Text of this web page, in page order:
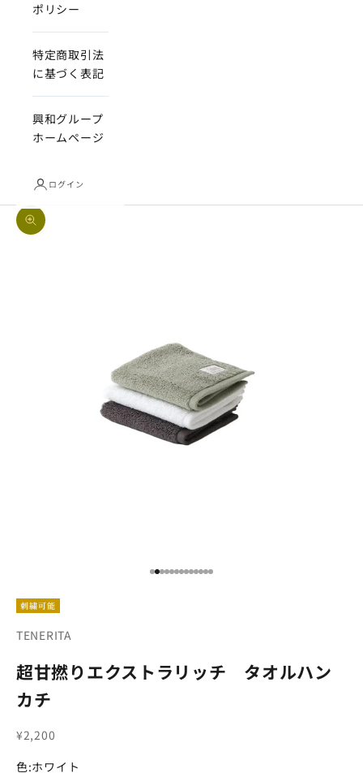
ポリシー
特定商取引法
に基づく表記
興和グループ
ホームページ
ログイン
ズームイン
項目に移動する 1
項目に移動する 2
項目に移動する 3
項目に移動する 4
項目に移動する 5
項目に移動する 6
項目に移動する 7
項目に移動する 8
項目に移動する 9
項目に移動する 10
項目に移動する 11
項目に移動する 12
項目に移動する 13
刺繍可能
TENERITA
超甘撚りエクストラリッチ タオルハン
カチ
セール価格
¥2,200
色:ホワイト